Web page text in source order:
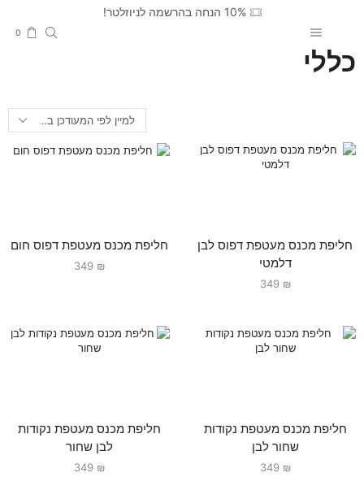
10% הנחה בהרשמה לניוזלטר!
0
כללי
חליפת מכנס מעטפת דפוס לבן
דלמטי
349 ₪
חליפת מכנס מעטפת דפוס חום
349 ₪
חליפת מכנס מעטפת נקודות
שחור לבן
349 ₪
חליפת מכנס מעטפת נקודות
לבן שחור
349 ₪